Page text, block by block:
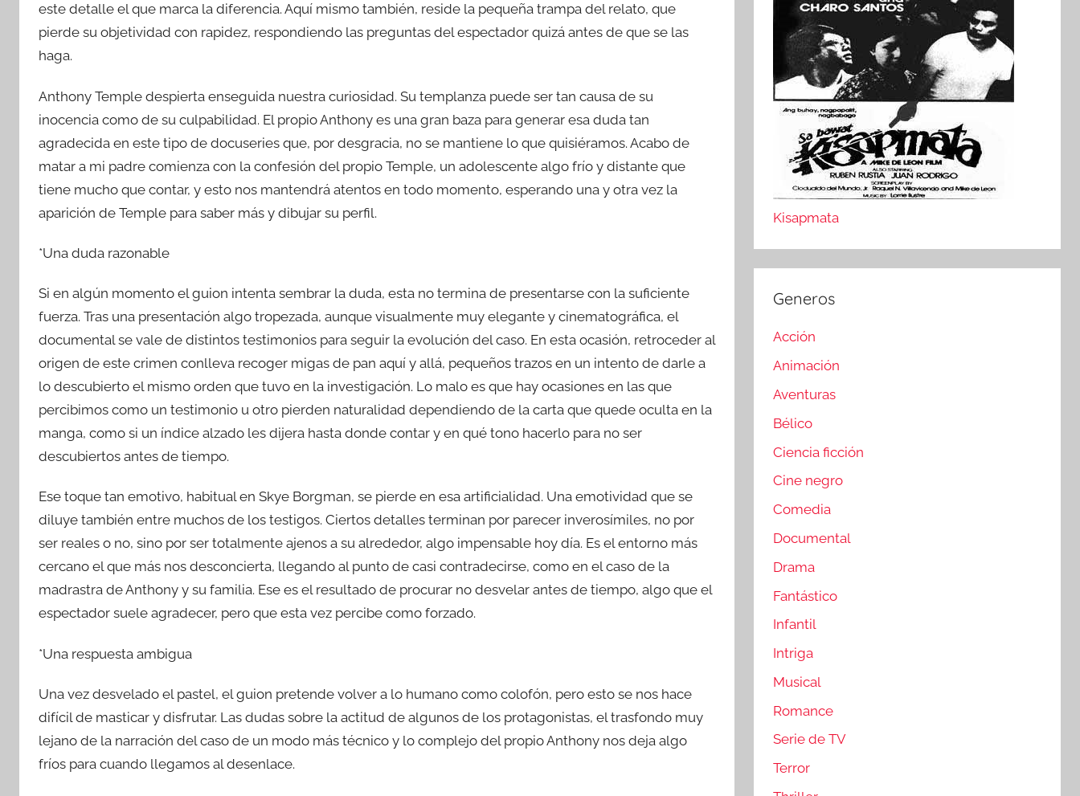
este detalle el que marca la diferencia. Aquí mismo también, reside la pequeña trampa del relato, que
pierde su objetividad con rapidez, respondiendo las preguntas del espectador quizá antes de que se las
haga.
Anthony Temple despierta enseguida nuestra curiosidad. Su templanza puede ser tan causa de su
inocencia como de su culpabilidad. El propio Anthony es una gran baza para generar esa duda tan
agradecida en este tipo de docuseries que, por desgracia, no se mantiene lo que quisiéramos. Acabo de
matar a mi padre comienza con la confesión del propio Temple, un adolescente algo frío y distante que
tiene mucho que contar, y esto nos mantendrá atentos en todo momento, esperando una y otra vez la
aparición de Temple para saber más y dibujar su perfil.
*Una duda razonable
Si en algún momento el guion intenta sembrar la duda, esta no termina de presentarse con la suficiente
fuerza. Tras una presentación algo tropezada, aunque visualmente muy elegante y cinematográfica, el
documental se vale de distintos testimonios para seguir la evolución del caso. En esta ocasión, retroceder al
origen de este crimen conlleva recoger migas de pan aquí y allá, pequeños trazos en un intento de darle a
lo descubierto el mismo orden que tuvo en la investigación. Lo malo es que hay ocasiones en las que
percibimos como un testimonio u otro pierden naturalidad dependiendo de la carta que quede oculta en la
manga, como si un índice alzado les dijera hasta donde contar y en qué tono hacerlo para no ser
descubiertos antes de tiempo.
Ese toque tan emotivo, habitual en Skye Borgman, se pierde en esa artificialidad. Una emotividad que se
diluye también entre muchos de los testigos. Ciertos detalles terminan por parecer inverosímiles, no por
ser reales o no, sino por ser totalmente ajenos a su alrededor, algo impensable hoy día. Es el entorno más
cercano el que más nos desconcierta, llegando al punto de casi contradecirse, como en el caso de la
madrastra de Anthony y su familia. Ese es el resultado de procurar no desvelar antes de tiempo, algo que el
espectador suele agradecer, pero que esta vez percibe como forzado.
*Una respuesta ambigua
Una vez desvelado el pastel, el guion pretende volver a lo humano como colofón, pero esto se nos hace
difícil de masticar y disfrutar. Las dudas sobre la actitud de algunos de los protagonistas, el trasfondo muy
lejano de la narración del caso de un modo más técnico y lo complejo del propio Anthony nos deja algo
fríos para cuando llegamos al desenlace.
Kisapmata
Generos
Acción
Animación
Aventuras
Bélico
Ciencia ficción
Cine negro
Comedia
Documental
Drama
Fantástico
Infantil
Intriga
Musical
Romance
Serie de TV
Terror